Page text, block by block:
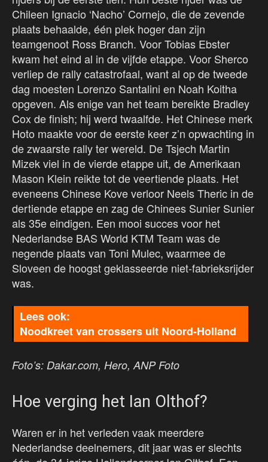
Chileen Ignacio ‘Nacho’ Cornejo, die de zevende
plaats behaalde, één plek hoger dan zijn
teamgenoot Ross Branch. Voor Tobias Ebster
kwam het eind al in de vijfde etappe. Voor Sherco
verliep de rally catastrofaal, want al op de tweede
dag moesten Lorenzo Santalini en Noah Koitha
opgeven. Als enige van het team bereikte Bradley
Cox de finish; hij werd twaalfde. Het Chinese merk
Hoto maakte voor de eerste keer z’n opwachting in
de zwaarste rally ter wereld. De Tsjech Martin
Mizek viel in de vierde etappe uit, de Amerikaan
Mason Klein reikte tot de veertiende plaats. Het
eveneens Chinese Kove verloor Neels Theric in de
dertiende etappe en zag de Chinees Sunier Sunier
als 35e eindigen. Een mooi succes voor het
Nederlandse BAS World KTM Team was de
negende plaats van Toni Mulec, waarmee de
Sloveen de hoogst geklasseerde niet-fabrieksrijder
was.
Noodkreet van crossers uit Noord-Holland
Foto’s: Dakar.com, Hero, ANP Foto
Hoe verging het Ian Olthof?
Waren er in het verleden vaak meerdere
Nederlandse deelnemers, dit jaar was er slechts